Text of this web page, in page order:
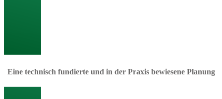
Eine technisch fundierte und in der Praxis bewiesene Planung